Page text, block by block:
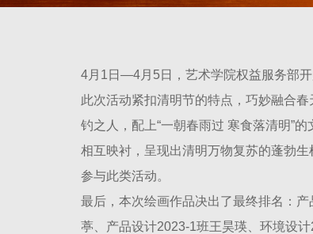
4月1日—4月5日，艺术学院权益服务部开
此次活动紧扣清明节的特点，巧妙融合
钓之人，配上“一朝春雨过 寒食落清明”
相互映衬，呈现出清明万物复苏的蓬勃
参与此类活动。
最后，本次绘画作品决出了最终排名：
葶、产品设计2023-1班王昊瑛、环境设